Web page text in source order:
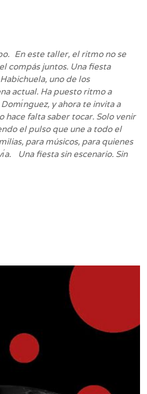
En este taller, el ritmo no se
compás juntos. Una fiesta
uno de los
actual. Ha puesto ritmo a
y ahora te invita a
hace falta saber tocar. Solo venir
el pulso que une a todo el
para músicos, para quienes
Una fiesta sin escenario. Sin